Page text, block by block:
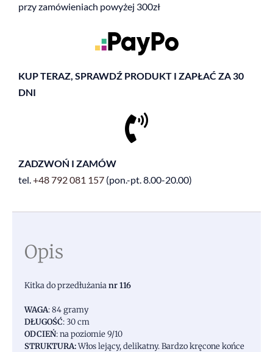
przy zamówieniach powyżej 300zł
KUP TERAZ, SPRAWDŹ PRODUKT I ZAPŁAĆ ZA 30
DNI
ZADZWOŃ I ZAMÓW
tel. +48792 081 157 (pon.-pt. 8.00-20.00)
Opis
Kitka do przedłużanianr 116
WAGA: 84 gramy
DŁUGOŚĆ: 30 cm
ODCIEŃ: na poziomie 9/10
STRUKTURA:Włos lejący, delikatny. Bardzo kręcone końce